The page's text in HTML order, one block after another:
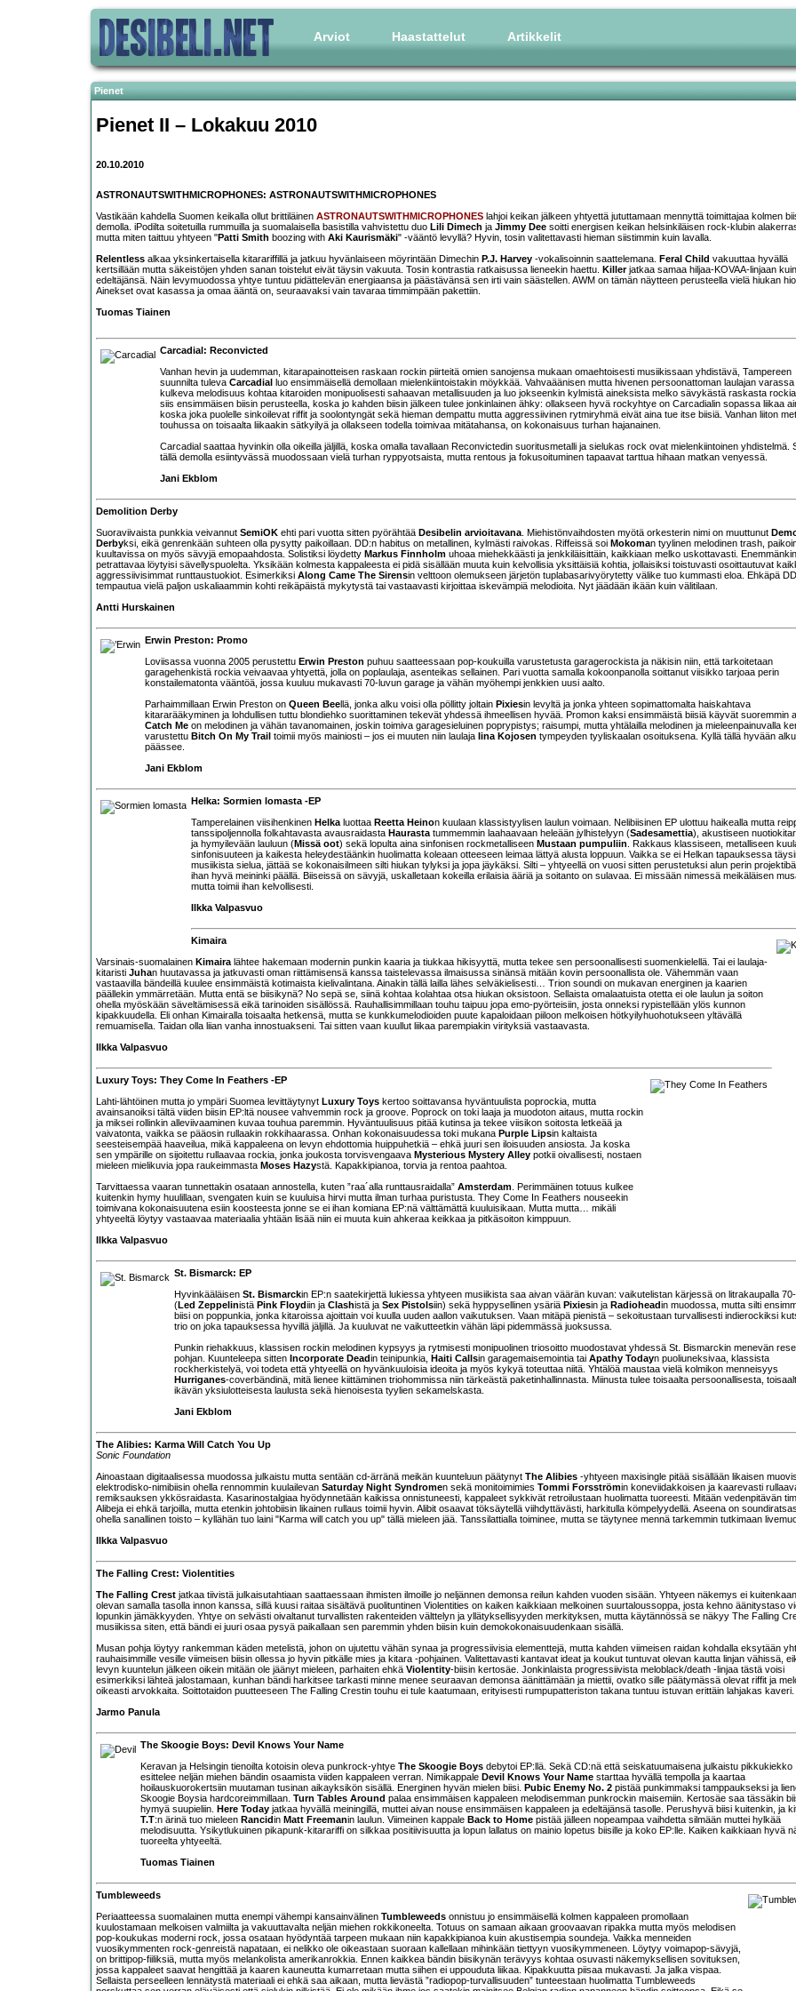
Arviot Haastattelut Artikkelit
Pienet
Pienet II – Lokakuu 2010
20.10.2010
ASTRONAUTSWITHMICROPHONES: ASTRONAUTSWITHMICROPHONES
Vastikään kahdella Suomen keikalla ollut brittiläinen ASTRONAUTSWITHMICROPHONES lahjoi keikan jälkeen yhtyettä jututtamaan mennyttä toimittajaa kolmen
demolla. iPodilta soitetuilla rummuilla ja suomalaisella basistilla vahvistettu duo Lili Dimech ja Jimmy Dee soitti energisen keikan helsinkiläisen rock-klubin
mutta miten taittuu yhtyeen "Patti Smith boozing with Aki Kaurismäki" -vääntö levyllä? Hyvin, tosin valitettavasti hieman siistimmin kuin lavalla.
Relentless alkaa yksinkertaisella kitarariffillä ja jatkuu hyvänlaiseen möyrintään Dimechin P.J. Harvey -vokalisoinnin saattelemana. Feral Child vakuuttaa hyvällä
kertsillään mutta säkeistöjen yhden sanan toistelut eivät täysin vakuuta. Tosin kontrastia ratkaisussa lieneekin haettu. Killerjatkaa samaa hiljaa-KOVAA-linjaan kuin
edeltäjänsä. Näin levymuodossa yhtye tuntuu pidättelevän energiaansa ja päästävänsä sen irti vain säästellen. AWM on tämän näytteen perusteella vielä hiukan
Ainekset ovat kasassa ja omaa ääntä on, seuraavaksi vain tavaraa timmimpään pakettiin.
Tuomas Tiainen
Carcadial: Reconvicted
Vanhan hevin ja uudemman, kitarapainotteisen raskaan rockin piirteitä omien sanojensa mukaan omaehtoisesti musiikissaan yhdistävä, Tampereen
suunnilta tuleva Carcadial luo ensimmäisellä demollaan mielenkiintoistakin möykkää. Vahvaäänisen mutta hivenen persoonattoman laulajan varassa
kulkeva melodisuus kohtaa kitaroiden monipuolisesti sahaavan metallisuuden ja luo jokseenkin kylmistä aineksista melko sävykästä raskasta
siis ensimmäisen biisin perusteella, koska jo kahden biisin jälkeen tulee jonkinlainen ähky: ollakseen hyvä rockyhtye on Carcadialin sopassa liikaa
koska joka puolelle sinkoilevat riffit ja soolontyngät sekä hieman dempattu mutta aggressiivinen rytmiryhmä eivät aina tue itse biisiä. Vanhan liiton
touhussa on toisaalta liikaakin sätkyilyä ja ollakseen todella toimivaa mitätahansa, on kokonaisuus turhan hajanainen.
Carcadial saattaa hyvinkin olla oikeilla jäljillä, koska omalla tavallaan Reconvictedin suoritusmetalli ja sielukas rock ovat mielenkiintoinen yhdistelmä.
tällä demolla esiintyvässä muodossaan vielä turhan ryppyotsaista, mutta rentous ja fokusoituminen tapaavat tarttua hihaan matkan venyessä.
Jani Ekblom
Demolition Derby
Suoraviivaista punkkia veivannut SemiOK ehti pari vuotta sitten pyörähtää Desibelin arvioitavana . Miehistönvaihdosten myötä orkesterin nimi on muuttunut
Derbyksi, eikä genrenkään suhteen olla pysytty paikoillaan. DD:n habitus on metallinen, kylmästi raivokas. Riffeissä soi Mokoman tyylinen melodinen trash,
kuultavissa on myös sävyjä emopaahdosta. Solistiksi löydetty Markus Finnholm uhoaa miehekkäästi ja jenkkiläisittäin, kaikkiaan melko uskottavasti. Enemmänkin
petrattavaa löytyisi sävellyspuolelta. Yksikään kolmesta kappaleesta ei pidä sisällään muuta kuin kelvollisia yksittäisiä kohtia, jollaisiksi toistuvasti osoittautuvat
aggressiivisimmat runttaustuokiot. Esimerkiksi Along Came The Sirensin velttoon olemukseen järjetön tuplabasarivyörytetty välike tuo kummasti eloa. Ehkäpä
tempautua vielä paljon uskaliaammin kohti reikäpäistä mykytystä tai vastaavasti kirjoittaa iskevämpiä melodioita. Nyt jäädään ikään kuin välitilaan.
Antti Hurskainen
Erwin Preston: Promo
Loviisassa vuonna 2005 perustettu Erwin Preston puhuu saatteessaan pop-koukuilla varustetusta garagerockista ja näkisin niin, että tarkoitetaan
garagehenkistä rockia veivaavaa yhtyettä, jolla on poplaulaja, asenteikas sellainen. Pari vuotta samalla kokoonpanolla soittanut viisikko tarjoaa perin
konstailematonta vääntöä, jossa kuuluu mukavasti 70-luvun garage ja vähän myöhempi jenkkien uusi aalto.
Parhaimmillaan Erwin Preston on Queen Beellä, jonka alku voisi olla pöllitty joltain Pixiesin levyltä ja jonka yhteen sopimattomalta haiskahtava
kitararääkyminen ja lohdullisen tuttu blondiehko suorittaminen tekevät yhdessä ihmeellisen hyvää. Promon kaksi ensimmäistä biisiä käyvät suoremmin
Catch Me on melodinen ja vähän tavanomainen, joskin toimiva garagesieluinen poprypistys; raisumpi, mutta yhtälailla melodinen ja mieleenpainuvalla
varustettu Bitch On My Trail toimii myös mainiosti – jos ei muuten niin laulaja Iina Kojosen tympeyden tyyliskaalan osoituksena. Kyllä tällä hyvään
päässee.
Jani Ekblom
Helka: Sormien lomasta -EP
Tamperelainen viisihenkinen Helka luottaa Reetta Heinon kuulaan klassistyylisen laulun voimaan. Nelibiisinen EP ulottuu haikealla mutta
tanssipoljennolla folkahtavasta avausraidasta Haurasta tummemmin laahaavaan heleään jylhistelyyn (Sadesamettia), akustiseen
ja hymyilevään lauluun (Missä oot) sekä lopulta aina sinfonisen rockmetalliseen Mustaan pumpuliin . Rakkaus klassiseen, metalliseen
sinfonisuuteen ja kaikesta heleydestäänkin huolimatta koleaan otteeseen leimaa lättyä alusta loppuun. Vaikka se ei Helkan tapauksessa
musiikista sielua, jättää se kokonaisilmeen silti hiukan tylyksi ja jopa jäykäksi. Silti – yhtyeellä on vuosi sitten perustetuksi alun perin
ihan hyvä meininki päällä. Biiseissä on sävyjä, uskalletaan kokeilla erilaisia ääriä ja soitanto on sulavaa. Ei missään nimessä meikäläisen
mutta toimii ihan kelvollisesti.
Ilkka Valpasvuo
Kimaira
Varsinais-suomalainen Kimaira lähtee hakemaan modernin punkin kaaria ja tiukkaa hikisyyttä, mutta tekee sen persoonallisesti suomenkielellä. Tai ei laulaja-
kitaristi Juhan huutavassa ja jatkuvasti oman riittämisensä kanssa taistelevassa ilmaisussa sinänsä mitään kovin persoonallista ole. Vähemmän vaan
vastaavilla bändeillä kuulee ensimmäistä kotimaista kielivalintana. Ainakin tällä lailla lähes selväkielisesti… Trion soundi on mukavan energinen ja kaarien
päällekin ymmärretään. Mutta entä se biisikynä? No sepä se, siinä kohtaa kolahtaa otsa hiukan oksistoon. Sellaista omalaatuista otetta ei ole laulun ja soiton
ohella myöskään säveltämisessä eikä tarinoiden sisällössä. Rauhallisimmillaan touhu taipuu jopa emo-pyörteisiin, josta onneksi rypistellään ylös kunnon
kipakkuudella. Eli onhan Kimairalla toisaalta hetkensä, mutta se kunkkumelodioiden puute kapaloidaan piiloon melkoisen hötkyilyhuohotukseen yltävällä
remuamisella. Taidan olla liian vanha innostuakseni. Tai sitten vaan kuullut liikaa parempiakin virityksiä vastaavasta.
Ilkka Valpasvuo
Luxury Toys: They Come In Feathers -EP
Lahti-lähtöinen mutta jo ympäri Suomea levittäytynyt Luxury Toys kertoo soittavansa hyväntuulista poprockia, mutta
avainsanoiksi tältä viiden biisin EP:ltä nousee vahvemmin rock ja groove. Poprock on toki laaja ja muodoton aitaus, mutta rockin
ja miksei rollinkin alleviivaaminen kuvaa touhua paremmin. Hyväntuulisuus pitää kutinsa ja tekee viisikon soitosta letkeää ja
vaivatonta, vaikka se pääosin rullaakin rokkihaarassa. Onhan kokonaisuudessa toki mukana Purple Lipsin kaltaista
seesteisempää haaveilua, mikä kappaleena on levyn ehdottomia huippuhetkiä – ehkä juuri sen iloisuuden ansiosta. Ja koska
sen ympärille on sijoitettu rullaavaa rockia, jonka joukosta torvisvengaava Mysterious Mystery Alley potkii oivallisesti, nostaen
mieleen mielikuvia jopa raukeimmasta Moses Hazystä. Kapakkipianoa, torvia ja rentoa paahtoa.
Tarvittaessa vaaran tunnettakin osataan annostella, kuten ”raa´alla runttausraidalla” Amsterdam . Perimmäinen totuus kulkee
kuitenkin hymy huulillaan, svengaten kuin se kuuluisa hirvi mutta ilman turhaa puristusta. They Come In Feathers nouseekin
toimivana kokonaisuutena esiin koosteesta jonne se ei ihan komiana EP:nä välttämättä kuuluisikaan. Mutta mutta… mikäli
yhtyeeltä löytyy vastaavaa materiaalia yhtään lisää niin ei muuta kuin ahkeraa keikkaa ja pitkäsoiton kimppuun.
Ilkka Valpasvuo
St. Bismarck: EP
Hyvinkääläisen St. Bismarckin EP:n saatekirjettä lukiessa yhtyeen musiikista saa aivan väärän kuvan: vaikutelistan kärjessä on litrakaupalla
(Led Zeppelinistä Pink Floydiin ja Clashistä ja Sex Pistolsiin) sekä hyppysellinen ysäriä Pixiesin ja Radioheadin muodossa, mutta silti
biisi on poppunkia, jonka kitaroissa ajoittain voi kuulla uuden aallon vaikutuksen. Vaan mitäpä pienistä – sekoitustaan turvallisesti indierockiksi
trio on joka tapauksessa hyvillä jäljillä. Ja kuuluvat ne vaikutteetkin vähän läpi pidemmässä juoksussa.
Punkin riehakkuus, klassisen rockin melodinen kypsyys ja rytmisesti monipuolinen triosoitto muodostavat yhdessä St. Bismarckin menevän
pohjan. Kuunteleepa sitten Incorporate Deadin teinipunkia, Haiti Callsin garagemaisemointia tai Apathy Todayn puoliuneksivaa, klassista
rockherkistelyä, voi todeta että yhtyeellä on hyvänkuuloisia ideoita ja myös kykyä toteuttaa niitä. Yhtälöä maustaa vielä kolmikon menneisyys
Hurriganes-coverbändinä, mitä lienee kiittäminen triohommissa niin tärkeästä paketinhallinnasta. Miinusta tulee toisaalta persoonallisesta,
ikävän yksiulotteisesta laulusta sekä hienoisesta tyylien sekamelskasta.
Jani Ekblom
The Alibies: Karma Will Catch You Up
Sonic Foundation
Ainoastaan digitaalisessa muodossa julkaistu mutta sentään cd-ärränä meikän kuunteluun päätynyt The Alibies -yhtyeen maxisingle pitää sisällään likaisen
elektrodisko-nimibiisin ohella rennommin kuulailevan Saturday Night Syndromen sekä monitoimimies Tommi Forsströmin koneviidakkoisen ja kaarevasti
remiksauksen ykkösraidasta. Kasarinostalgiaa hyödynnetään kaikissa onnistuneesti, kappaleet sykkivät retroilustaan huolimatta tuoreesti. Mitään vedenpitävän
Alibeja ei ehkä tarjoilla, mutta etenkin johtobiisin likainen rullaus toimii hyvin. Alibit osaavat töksäytellä viihdyttävästi, harkitulla kömpelyydellä. Aseena on
ohella sanallinen toisto – kyllähän tuo laini "Karma will catch you up" tällä mieleen jää. Tanssilattialla toiminee, mutta se täytynee mennä tarkemmin tutkimaan
Ilkka Valpasvuo
The Falling Crest: Violentities
The Falling Crest jatkaa tiivistä julkaisutahtiaan saattaessaan ihmisten ilmoille jo neljännen demonsa reilun kahden vuoden sisään. Yhtyeen näkemys ei
olevan samalla tasolla innon kanssa, sillä kuusi raitaa sisältävä puolituntinen Violentities on kaiken kaikkiaan melkoinen suurtaloussoppa, josta kehno äänitystaso
lopunkin jämäkkyyden. Yhtye on selvästi oivaltanut turvallisten rakenteiden välttelyn ja yllätyksellisyyden merkityksen, mutta käytännössä se näkyy The Falling
musiikissa siten, että bändi ei juuri osaa pysyä paikallaan sen paremmin yhden biisin kuin demokokonaisuudenkaan sisällä.
Musan pohja löytyy rankemman käden metelistä, johon on ujutettu vähän synaa ja progressiivisia elementtejä, mutta kahden viimeisen raidan kohdalla eksytään
rauhaisimmille vesille viimeisen biisin ollessa jo hyvin pitkälle mies ja kitara -pohjainen. Valitettavasti kantavat ideat ja koukut tuntuvat olevan kautta linjan vähissä,
levyn kuuntelun jälkeen oikein mitään ole jäänyt mieleen, parhaiten ehkä Violentity-biisin kertosäe. Jonkinlaista progressiivista meloblack/death -linjaa tästä voisi
esimerkiksi lähteä jalostamaan, kunhan bändi harkitsee tarkasti minne menee seuraavan demonsa äänittämään ja miettii, ovatko sille päätymässä olevat riffit ja
oikeasti arvokkaita. Soittotaidon puutteeseen The Falling Crestin touhu ei tule kaatumaan, erityisesti rumpupatteriston takana tuntuu istuvan erittäin lahjakas kaveri.
Jarmo Panula
The Skoogie Boys: Devil Knows Your Name
Keravan ja Helsingin tienoilta kotoisin oleva punkrock-yhtye The Skoogie Boys debytoi EP:llä. Sekä CD:nä että seiskatuumaisena julkaistu pikkukiekko
esittelee neljän miehen bändin osaamista viiden kappaleen verran. Nimikappale Devil Knows Your Name starttaa hyvällä tempolla ja kaartaa
hoilauskuorokertsiin muutaman tusinan aikayksikön sisällä. Energinen hyvän mielen biisi. Pubic Enemy No. 2 pistää punkimmaksi tamppaukseksi ja
Skoogie Boysia hardcoreimmillaan. Turn Tables Around palaa ensimmäisen kappaleen melodisemman punkrockin maisemiin. Kertosäe saa tässäkin
hymyä suupieliin. Here Today jatkaa hyvällä meiningillä, muttei aivan nouse ensimmäisen kappaleen ja edeltäjänsä tasolle. Perushyvä biisi kuitenkin, ja
T.T:n ärinä tuo mieleen Rancidin Matt Freemanin laulun. Viimeinen kappale Back to Home pistää jälleen nopeampaa vaihdetta silmään muttei hylkää
melodisuutta. Ysikytlukuinen pikapunk-kitarariffi on silkkaa positiivisuutta ja lopun lallatus on mainio lopetus biisille ja koko EP:lle. Kaiken kaikkiaan hyvä
tuoreelta yhtyeeltä.
Tuomas Tiainen
Tumbleweeds
Periaatteessa suomalainen mutta enempi vähempi kansainvälinen Tumbleweeds onnistuu jo ensimmäisellä kolmen kappaleen promollaan
kuulostamaan melkoisen valmiilta ja vakuuttavalta neljän miehen rokkikoneelta. Totuus on samaan aikaan groovaavan ripakka mutta myös melodisen
pop-koukukas moderni rock, jossa osataan hyödyntää tarpeen mukaan niin kapakkipianoa kuin akustisempia soundeja. Vaikka menneiden
vuosikymmenten rock-genreistä napataan, ei nelikko ole oikeastaan suoraan kallellaan mihinkään tiettyyn vuosikymmeneen. Löytyy voimapop-sävyjä,
on brittipop-fiiliksiä, mutta myös melankolista amerikanrokkia. Ennen kaikkea bändin biisikynän terävyys kohtaa osuvasti näkemyksellisen sovituksen,
jossa kappaleet saavat hengittää ja kaaren kauneutta kumarretaan mutta siihen ei uppouduta liikaa. Kipakkuutta piisaa mukavasti. Ja jalka vispaa.
Sellaista perseelleen lennätystä materiaali ei ehkä saa aikaan, mutta lievästä ”radiopop-turvallisuuden” tunteestaan huolimatta Tumbleweeds